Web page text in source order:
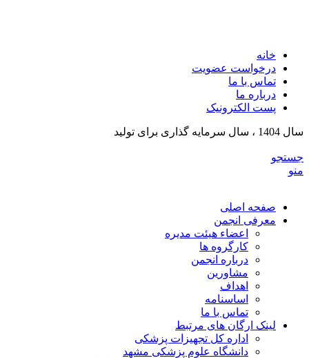
خانه
درخواست عضویت
تماس با ما
درباره ما
پست الکترونیک
سال 1404 ، سال سرمایه گذاری برای تولید
جستجو
منو
صفحه اصلی
معرفی انجمن
اعضاء هیئت مدیره
کارگروه ها
درباره انجمن
مشاورین
اهداف
اساسنامه
تماس با ما
لینک ارگان های مرتبط
اداره کل تجهیزات پزشکی
دانشگاه علوم پزشکی مشهد